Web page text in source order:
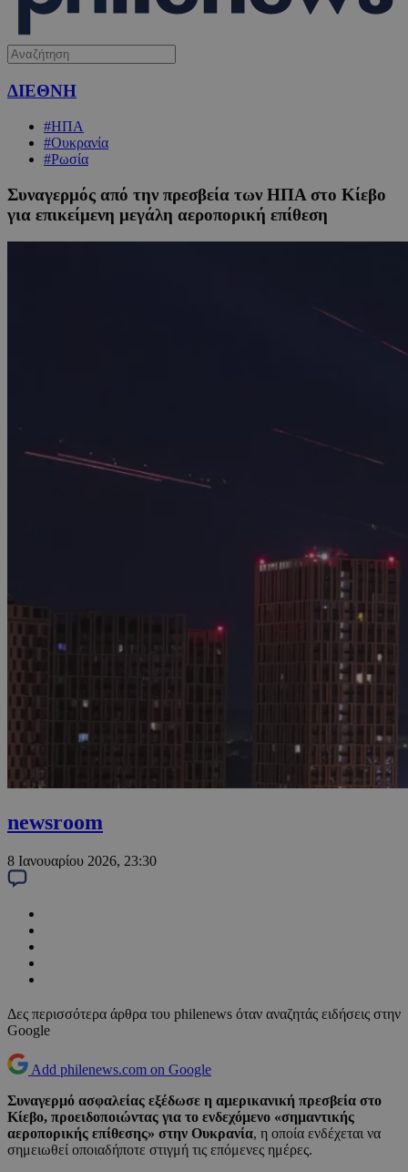
ΔΙΕΘΝΗ
#ΗΠΑ
#Ουκρανία
#Ρωσία
Συναγερμός από την πρεσβεία των ΗΠΑ στο Κίεβο
για επικείμενη μεγάλη αεροπορική επίθεση
newsroom
8 Ιανουαρίου 2026, 23:30
Δες περισσότερα άρθρα του philenews όταν αναζητάς ειδήσεις στην
Google
Add philenews.com on Google
Συναγερμό ασφαλείας εξέδωσε η αμερικανική πρεσβεία στο
Κίεβο, προειδοποιώντας για το ενδεχόμενο «σημαντικής
αεροπορικής επίθεσης» στην Ουκρανία, η οποία ενδέχεται να
σημειωθεί οποιαδήποτε στιγμή τις επόμενες ημέρες.